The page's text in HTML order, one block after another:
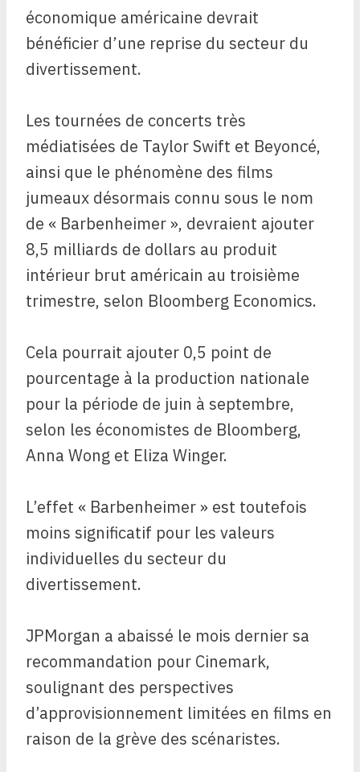
économique américaine devrait
bénéficier d’une reprise du secteur du
divertissement.
Les tournées de concerts très
médiatisées de Taylor Swift et Beyoncé,
ainsi que le phénomène des films
jumeaux désormais connu sous le nom
de « Barbenheimer », devraient ajouter
8,5 milliards de dollars au produit
intérieur brut américain au troisième
trimestre, selon Bloomberg Economics.
Cela pourrait ajouter 0,5 point de
pourcentage à la production nationale
pour la période de juin à septembre,
selon les économistes de Bloomberg,
Anna Wong et Eliza Winger.
L’effet « Barbenheimer » est toutefois
moins significatif pour les valeurs
individuelles du secteur du
divertissement.
JPMorgan a abaissé le mois dernier sa
recommandation pour Cinemark,
soulignant des perspectives
d’approvisionnement limitées en films en
raison de la grève des scénaristes.